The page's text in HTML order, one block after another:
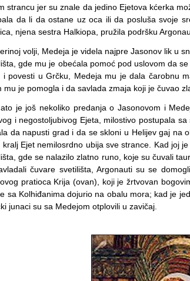
strancu jer su znale da jedino Ejetova kćerka
da li da ostane uz oca ili da posluša svoje
njena sestra Halkiopa, pružila podršku
volji, Medeja je videla najpre Jasonov lik u
gde mu je obećala pomoć pod uslovom da
i povesti u Grčku, Medeja mu je dala čarobnu
mu je pomogla i da savlada zmaja koji je čuvao
je još nekoliko predanja o Jasonovom i
i negostoljubivog Ejeta, milostivo postupala
da napusti grad i da se skloni u Helijev gaj na
kralj Ejet nemilosrdno ubija sve strance. Kad joj
gde se nalazilo zlatno runo, koje su čuvali
čuvare svetilišta, Argonauti su se
pratioca Krija (ovan), koji je žrtvovan
sa Kolhiđanima dojurio na obalu mora; kad je
junaci su sa Medejom otplovili u zavičaj.